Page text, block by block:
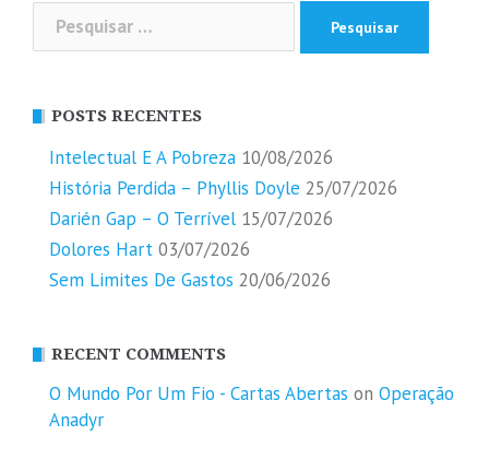
Pesquisar
por:
POSTS RECENTES
Intelectual E A Pobreza 10/08/2026
História Perdida – Phyllis Doyle 25/07/2026
Darién Gap – O Terrível 15/07/2026
Dolores Hart 03/07/2026
Sem Limites De Gastos 20/06/2026
RECENT COMMENTS
O Mundo Por Um Fio - Cartas Abertas on Operação
Anadyr